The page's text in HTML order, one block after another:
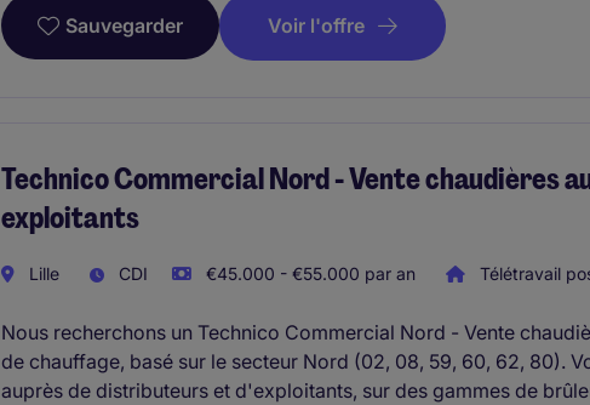
Sauvegarder Voir l'offre
Technico Commercial Nord - Vente chaudières
exploitants
Lille CDI €45.000 - €55.000 par an Télétravail
Nous recherchons un Technico Commercial Nord - Vente
de chauffage, basé sur le secteur Nord (02, 08, 59, 60, 62, 80).
auprès de distributeurs et d'exploitants, sur des gammes de